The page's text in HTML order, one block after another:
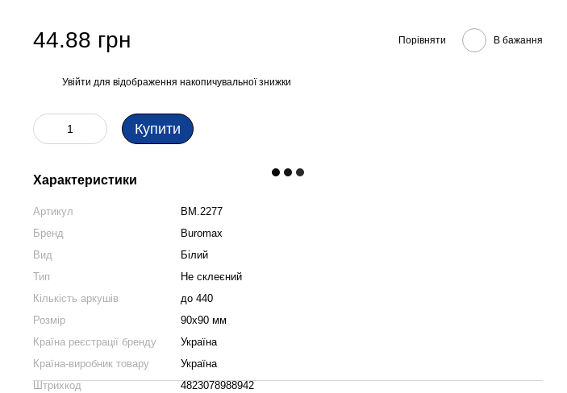
44.88 грн Порівняти В бажання
Увійти для відображення накопичувальної знижки
Купити
Характеристики
Артикул
BM.2277
Бренд
Buromax
Вид
Білий
Тип
Не склеєний
Кількість аркушів
до 440
Розмір
90х90 мм
Країна реєстрації бренду
Україна
Країна-виробник товару
Україна
Штрихкод
4823078988942